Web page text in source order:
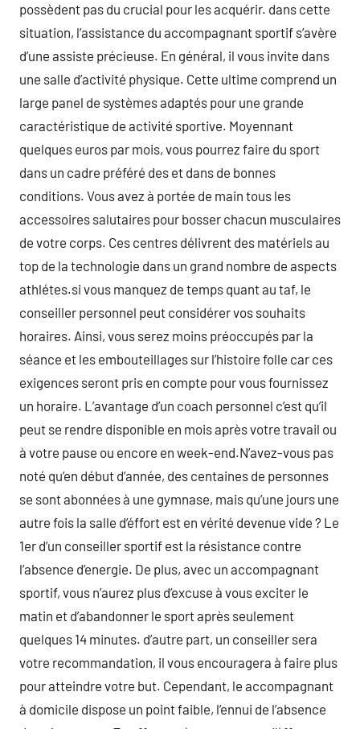
possèdent pas du crucial pour les acquérir. dans cette
situation, l’assistance du accompagnant sportif s’avère
d’une assiste précieuse. En général, il vous invite dans
une salle d’activité physique. Cette ultime comprend un
large panel de systèmes adaptés pour une grande
caractéristique de activité sportive. Moyennant
quelques euros par mois, vous pourrez faire du sport
dans un cadre préféré des et dans de bonnes
conditions. Vous avez à portée de main tous les
accessoires salutaires pour bosser chacun musculaires
de votre corps. Ces centres délivrent des matériels au
top de la technologie dans un grand nombre de aspects
athlétes.si vous manquez de temps quant au taf, le
conseiller personnel peut considérer vos souhaits
horaires. Ainsi, vous serez moins préoccupés par la
séance et les embouteillages sur l’histoire folle car ces
exigences seront pris en compte pour vous fournissez
un horaire. L’avantage d’un coach personnel c’est qu’il
peut se rendre disponible en mois après votre travail ou
à votre pause ou encore en week-end.N’avez-vous pas
noté qu’en début d’année, des centaines de personnes
se sont abonnées à une gymnase, mais qu’une jours une
autre fois la salle d’éffort est en vérité devenue vide ? Le
1er d’un conseiller sportif est la résistance contre
l’absence d’energie. De plus, avec un accompagnant
sportif, vous n’aurez plus d’excuse à vous exciter le
matin et d’abandonner le sport après seulement
quelques 14 minutes. d’autre part, un conseiller sera
votre recommandation, il vous encouragera à faire plus
pour atteindre votre but. Cependant, le accompagnant
à domicile dispose un point faible, l’ennui de l’absence